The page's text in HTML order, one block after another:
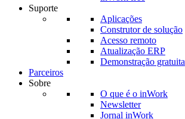
Suporte
Aplicações
Construtor de solução
Acesso remoto
Atualização ERP
Demonstração gratuita
Parceiros
Sobre
O que é o inWork
Newsletter
Jornal inWork